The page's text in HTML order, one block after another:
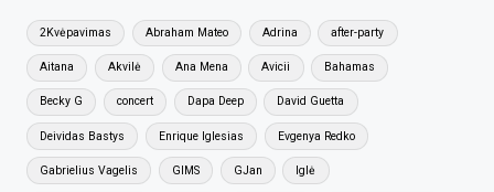
2Kvėpavimas Abraham Mateo Adrina after-party
Aitana Akvilė Ana Mena Avicii Bahamas
Becky G concert Dapa Deep David Guetta
Deividas Bastys Enrique Iglesias Evgenya Redko
Gabrielius Vagelis GIMS GJan Iglė